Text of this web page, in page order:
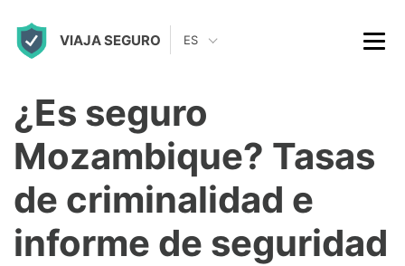
VIAJA SEGURO ES
¿Es seguro
Mozambique? Tasas
de criminalidad e
informe de seguridad